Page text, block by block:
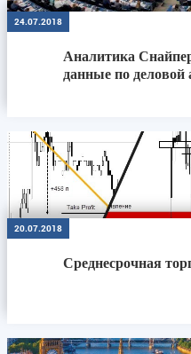
24.07.2018
Аналитика
данные по деловой
20.07.2018
Среднесрочная